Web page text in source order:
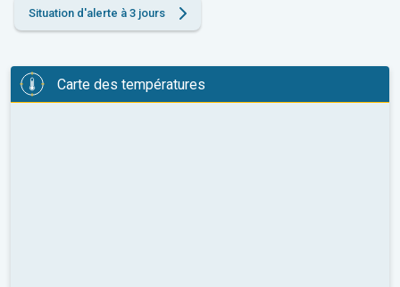
Situation d'alerte à 3 jours
Carte des températures